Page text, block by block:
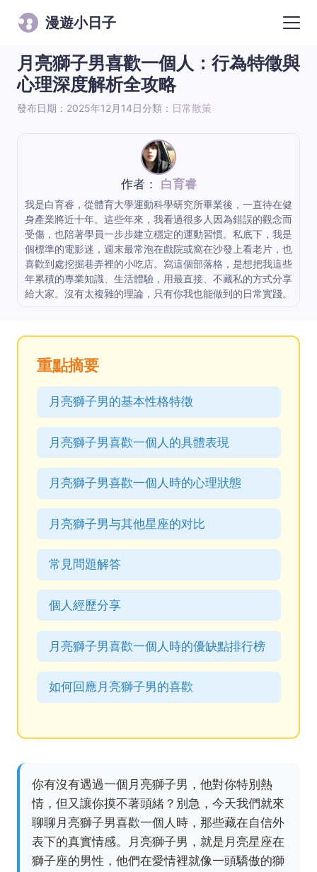
漫遊小日子
月亮獅子男喜歡一個人：行為特徵與
心理深度解析全攻略
發布日期：2025年12月14日分類： 日常散策
作者： 白育睿
我是白育睿，從體育大學運動科學研究所畢業後，一直待在健
身產業將近十年。這些年來，我看過很多人因為錯誤的觀念而
受傷，也陪著學員一步步建立穩定的運動習慣。私底下，我是
個標準的電影迷，週末最常泡在戲院或窩在沙發上看老片，也
喜歡到處挖掘巷弄裡的小吃店。寫這個部落格，是想把我這些
年累積的專業知識、生活體驗，用最直接、不藏私的方式分享
給大家。沒有太複雜的理論，只有你我也能做到的日常實踐。
重點摘要
月亮獅子男的基本性格特徵
月亮獅子男喜歡一個人的具體表現
月亮獅子男喜歡一個人時的心理狀態
月亮獅子男与其他星座的对比
常見問題解答
個人經歷分享
月亮獅子男喜歡一個人時的優缺點排行榜
如何回應月亮獅子男的喜歡
你有沒有遇過一個月亮獅子男，他對你特別熱
情，但又讓你摸不著頭緒？別急，今天我們就來
聊聊月亮獅子男喜歡一個人時，那些藏在自信外
表下的真實情感。月亮獅子男，就是月亮星座在
獅子座的男性，他們在愛情裡就像一頭驕傲的獅